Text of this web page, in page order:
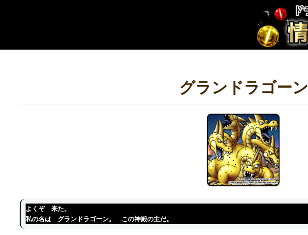
グランドラゴーン
よくぞ 来た。
私の名は グランドラゴーン。 この神殿の主だ。